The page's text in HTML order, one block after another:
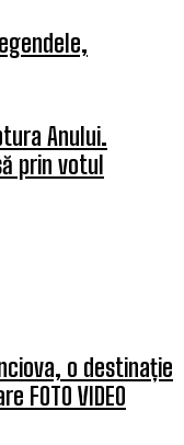
Anului.
prin votul
o destinație
VIDEO